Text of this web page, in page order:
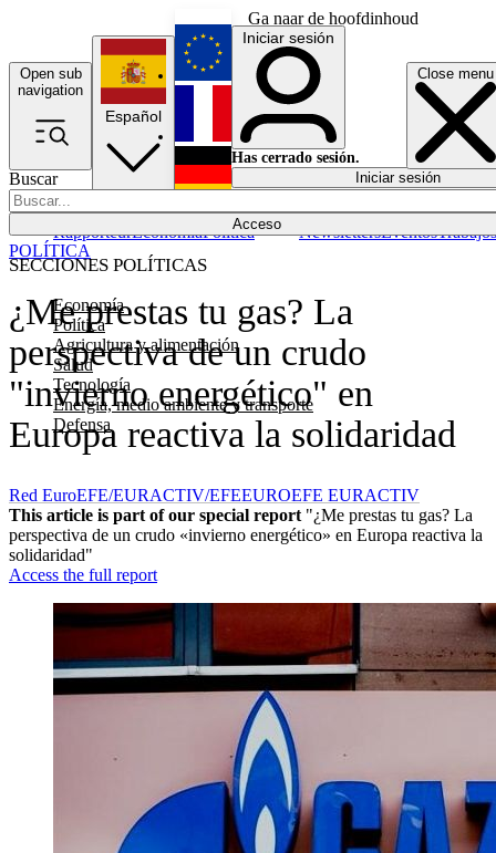
Ga naar de hoofdinhoud
Open sub
navigation
Close menu
Buscar
Acceso
SECCIONES POLÍTICAS
Economía
Política
Agricultura y alimentación
Salud
Tecnología
Energía, medio ambiente y transporte
Defensa
RapporteurEconomíaPolítica NewslettersEventosTrabajos
Español
English
Français
Iniciar sesión
Has cerrado sesión.
Iniciar sesión
¿Me prestas tu gas? La
perspectiva de un crudo
"invierno energético" en
Europa reactiva la solidaridad
POLÍTICA
Red EuroEFE/EURACTIV/EFEEUROEFE EURACTIV
This article is part of our special report "¿Me prestas tu gas? La
perspectiva de un crudo «invierno energético» en Europa reactiva la
solidaridad"
Access the full report